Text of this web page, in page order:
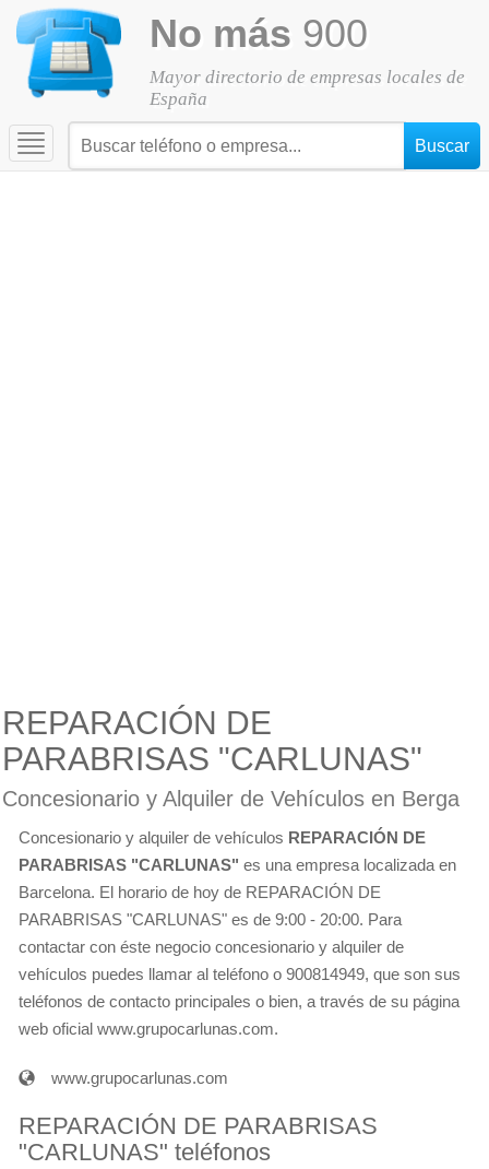
No más 900
Mayor directorio de empresas locales de
España
Toggle
navigation
REPARACIÓN DE
PARABRISAS "CARLUNAS"
Concesionario y Alquiler de Vehículos en Berga
Concesionario y alquiler de vehículos REPARACIÓN DE
PARABRISAS "CARLUNAS" es una empresa localizada en
Barcelona. El horario de hoy de REPARACIÓN DE
PARABRISAS "CARLUNAS" es de 9:00 - 20:00. Para
contactar con éste negocio concesionario y alquiler de
vehículos puedes llamar al teléfono o 900814949, que son sus
teléfonos de contacto principales o bien, a través de su página
web oficial www.grupocarlunas.com.
www.grupocarlunas.com
REPARACIÓN DE PARABRISAS
"CARLUNAS" teléfonos